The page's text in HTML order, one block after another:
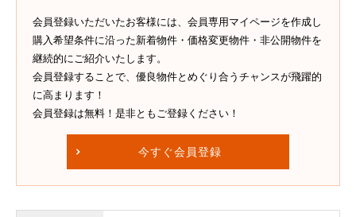
会員登録いただいたお客様には、会員専用マイページを作成し
購入希望条件に沿った新着物件・価格変更物件・非公開物件を
継続的にご紹介いたします。
会員登録することで、優良物件とめぐり合うチャンスが飛躍的
に高まります！
会員登録は無料！是非ともご登録ください！
今すぐ会員登録